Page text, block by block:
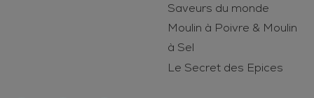
Saveurs du monde
Moulin à Poivre & Moulin
à Sel
Le Secret des Epices